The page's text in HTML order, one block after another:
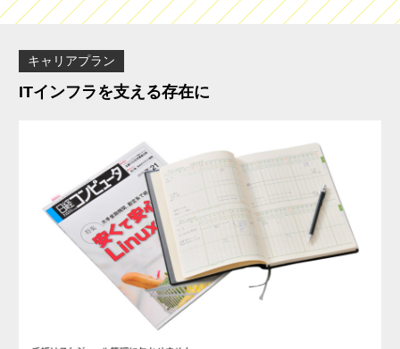
キャリアプラン
ITインフラを支える存在に